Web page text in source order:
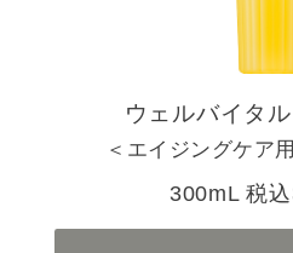
ウェルバイタ
＜エイジングケア用
300mL 税